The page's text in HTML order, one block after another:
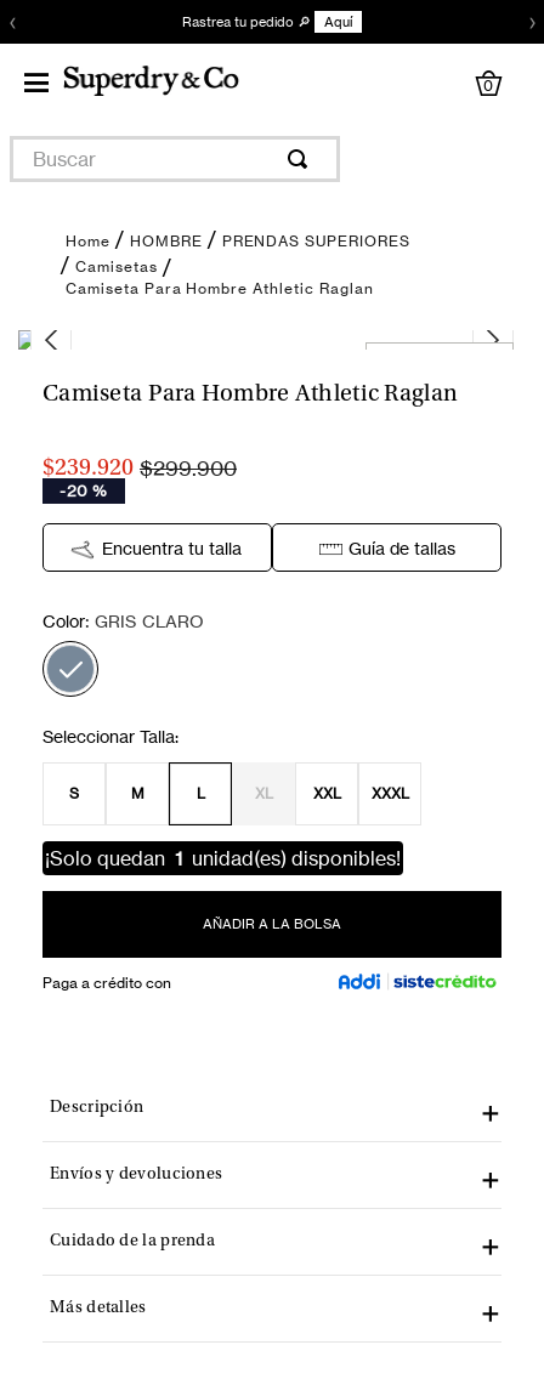
‹ Rastrea tu pedido 🔎 Aquí ›
0
Buscar
HOMBRE
PRENDAS SUPERIORES
Camisetas
Camiseta Para Hombre Athletic Raglan
Camiseta Para Hombre Athletic Raglan
$239.920 $299.900
-20 %
Encuentra tu talla Guía de tallas
Color: GRIS CLARO
S M L XL XXL XXXL
¡Solo quedan 1 unidad(es) disponibles!
AÑADIR A LA BOLSA
Paga a crédito con
Descripción
Envíos y devoluciones
Cuidado de la prenda
Más detalles